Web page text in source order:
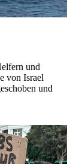
und
von Israel
und